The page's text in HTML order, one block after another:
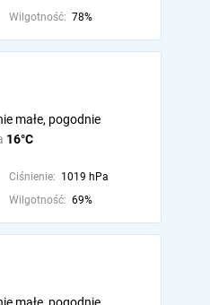
Wilgotność: 78%
16°C
małe, pogodnie
Ciśnienie: 1019 hPa
Wilgotność: 69%